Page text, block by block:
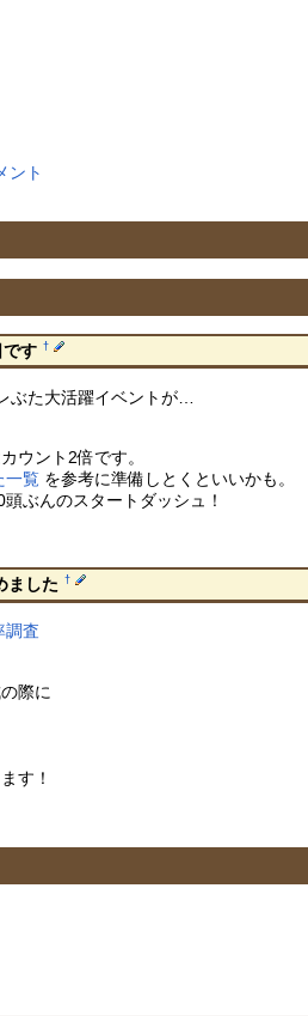
ント
です †
ぶた大活躍イベントが…
ウント2倍です。
一覧を参考に準備しとくといいかも。
ぶんのスタートダッシュ！
ました †
調査
際に
す！